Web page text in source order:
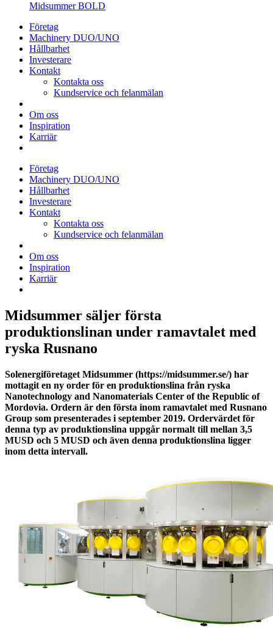
MidsummerBOLD
Företag
Machinery DUO/UNO
Hållbarhet
Investerare
Kontakt
Kontakta oss
Kundservice och felanmälan
Om oss
Inspiration
Karriär
Företag
Machinery DUO/UNO
Hållbarhet
Investerare
Kontakt
Kontakta oss
Kundservice och felanmälan
Om oss
Inspiration
Karriär
Midsummer säljer första
produktionslinan under ramavtalet med
ryska Rusnano
Solenergiföretaget Midsummer (https://midsummer.se/) har
mottagit en ny order för en produktionslina från ryska
Nanotechnology and Nanomaterials Center of the Republic of
Mordovia. Ordern är den första inom ramavtalet med Rusnano
Group som presenterades i september 2019. Ordervärdet för
denna typ av produktionslina uppgår normalt till mellan 3,5
MUSD och 5 MUSD och även denna produktionslina ligger
inom detta intervall.